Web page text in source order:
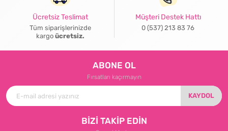
Ücretsiz Teslimat
Tüm siparişlerinizde
kargo ücretsiz.
Müşteri Destek Hattı
0 (537) 213 83 76
ABONE OL
Fırsatları kaçırmayın
KAYDOL
BİZİ TAKİP EDİN